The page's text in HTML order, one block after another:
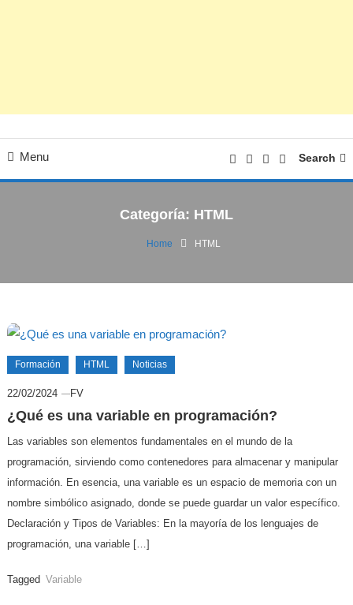
Menu Search
Categoría: HTML
Home HTML
Formación HTML Noticias
22/02/2024 FV
¿Qué es una variable en programación?
Las variables son elementos fundamentales en el mundo de la
programación, sirviendo como contenedores para almacenar y manipular
información. En esencia, una variable es un espacio de memoria con un
nombre simbólico asignado, donde se puede guardar un valor específico.
Declaración y Tipos de Variables: En la mayoría de los lenguajes de
programación, una variable […]
Tagged Variable